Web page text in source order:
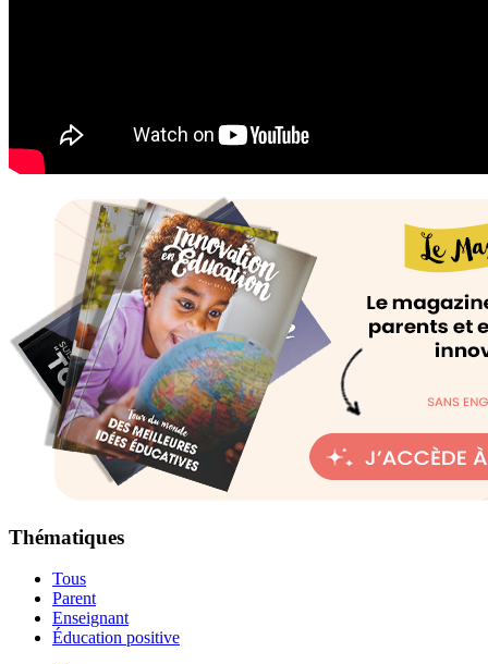
Thématiques
Tous
Parent
Enseignant
Éducation positive